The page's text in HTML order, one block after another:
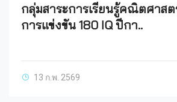
กลุ่มสาระการเรียนรู้คณิตศาส
การแข่งขัน 180 IQ ปีกา..
13 ก.พ. 2569